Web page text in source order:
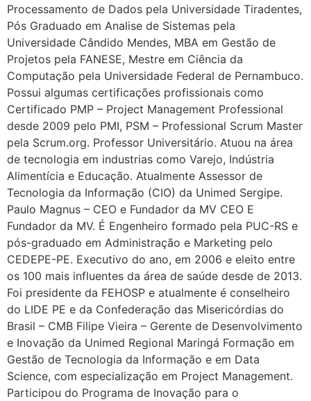
Processamento de Dados pela Universidade Tiradentes,
Pós Graduado em Analise de Sistemas pela
Universidade Cândido Mendes, MBA em Gestão de
Projetos pela FANESE, Mestre em Ciência da
Computação pela Universidade Federal de Pernambuco.
Possui algumas certificações profissionais como
Certificado PMP – Project Management Professional
desde 2009 pelo PMI, PSM – Professional Scrum Master
pela Scrum.org. Professor Universitário. Atuou na área
de tecnologia em industrias como Varejo, Indústria
Alimentícia e Educação. Atualmente Assessor de
Tecnologia da Informação (CIO) da Unimed Sergipe.
Paulo Magnus – CEO e Fundador da MV CEO E
Fundador da MV. É Engenheiro formado pela PUC-RS e
pós-graduado em Administração e Marketing pelo
CEDEPE-PE. Executivo do ano, em 2006 e eleito entre
os 100 mais influentes da área de saúde desde de 2013.
Foi presidente da FEHOSP e atualmente é conselheiro
do LIDE PE e da Confederação das Misericórdias do
Brasil – CMB Filipe Vieira – Gerente de Desenvolvimento
e Inovação da Unimed Regional Maringá Formação em
Gestão de Tecnologia da Informação e em Data
Science, com especialização em Project Management.
Participou do Programa de Inovação para o